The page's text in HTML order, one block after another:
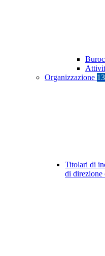
Organizzazione 13
Titolari di
di direzione